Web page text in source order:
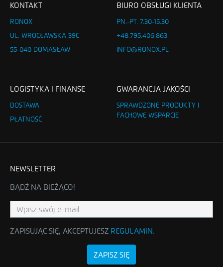
KONTAKT
RONOX
UL. WROCŁAWSKA 39C
55-040 DOMASŁAW
BIURO OBSŁUGI KLIENTA
PN.-PT. 7.30-15.30
+48.795.406.863
INFO@RONOX.PL
LOGISTYKA I FINANSE
DOSTAWA
PŁATNOŚĆ
GWARANCJA JAKOŚCI
SPRAWDZONE PRODUKTY I
FACHOWE WSPARCIE
NEWSLETTER
BĄDŹ NA BIEŻĄCO!
ZAPISUJĄC SIĘ, AKCEPTUJESZ REGULAMIN.
ZAPISZ SIĘ